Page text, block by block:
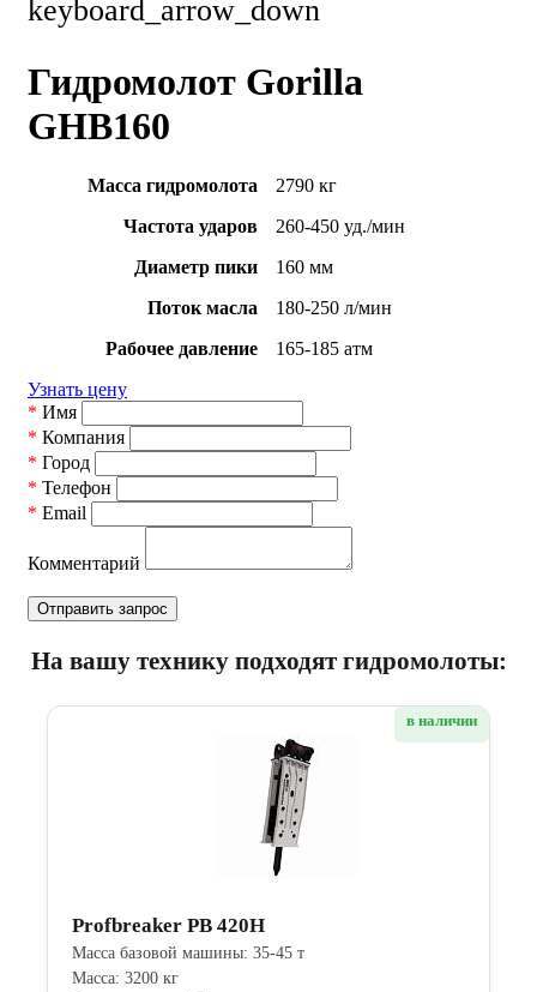
keyboard_arrow_down
Гидромолот Gorilla
GHB160
Масса гидромолота
2790 кг
Частота ударов
260-450 уд./мин
Диаметр пики
160 мм
Поток масла
180-250 л/мин
Рабочее давление
165-185 атм
Узнать цену
* Имя
* Компания
* Город
* Телефон
* Email
Комментарий
На вашу технику подходят гидромолоты:
в наличии
Profbreaker PB 420H
Масса базовой машины: 35-45 т
Масса: 3200 кг